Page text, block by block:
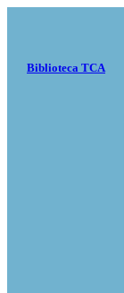
Biblioteca TCA